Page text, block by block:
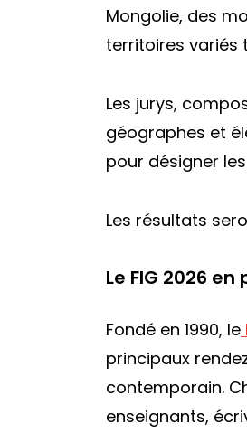
Mongolie, des
territoires variés
Les jurys,
géographes et
pour désigner
Les résultats
Le FIG 2026
Fondé en 1990, le
principaux
contemporain.
enseignants,